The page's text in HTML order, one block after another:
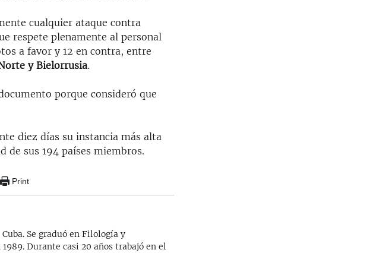
cualquier ataque contra
respete plenamente al personal
a favor y 12 en contra, entre
y Bielorrusia.
porque consideró que
diez días su instancia más alta
de sus 194 países miembros.
Print
Se graduó en Filología y
Durante casi 20 años trabajó en el